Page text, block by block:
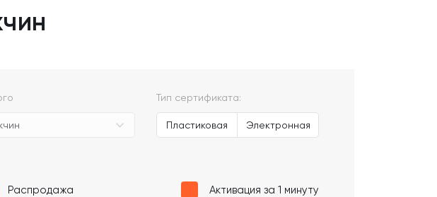
Тип сертификата:
Пластиковая Электронная
Распродажа Активация за 1 минуту